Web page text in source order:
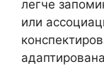
легче
или